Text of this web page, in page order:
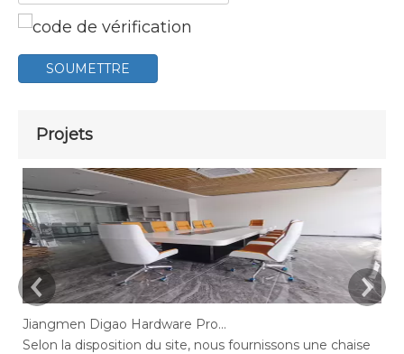
SOUMETTRE
Projets
Jiangmen Digao Hardware Products Company
Selon la disposition du site, nous fournissons une chaise